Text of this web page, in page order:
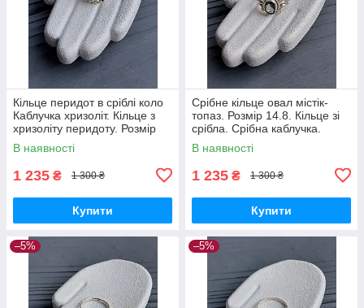
Кільце перидот в сріблі коло
Каблучка хризоліт. Кільце з
хризоліту перидоту. Розмір
16. Індія!
В наявності
1 235 ₴ 1 300 ₴
Купити
Срібне кільце овал містік-
топаз. Розмір 14.8. Кільце зі
срібла. Срібна каблучка.
Містік топаз. Індія!
В наявності
1 235 ₴ 1 300 ₴
Купити
–5% –5%